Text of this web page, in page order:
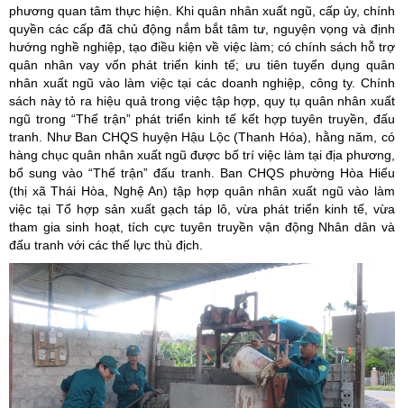
phương quan tâm thực hiện. Khi quân nhân xuất ngũ, cấp ủy, chính
quyền các cấp đã chủ động nắm bắt tâm tư, nguyện vọng và định
hướng nghề nghiệp, tạo điều kiện về việc làm; có chính sách hỗ trợ
quân nhân vay vốn phát triển kinh tế; ưu tiên tuyển dụng quân
nhân xuất ngũ vào làm việc tại các doanh nghiệp, công ty. Chính
sách này tỏ ra hiệu quả trong việc tập hợp, quy tụ quân nhân xuất
ngũ trong “Thế trận” phát triển kinh tế kết hợp tuyên truyền, đấu
tranh. Như Ban CHQS huyện Hậu Lộc (Thanh Hóa), hằng năm, có
hàng chục quân nhân xuất ngũ được bố trí việc làm tại địa phương,
bổ sung vào “Thế trận” đấu tranh. Ban CHQS phường Hòa Hiếu
(thị xã Thái Hòa, Nghệ An) tập hợp quân nhân xuất ngũ vào làm
việc tại Tổ hợp sản xuất gạch táp lô, vừa phát triển kinh tế, vừa
tham gia sinh hoạt, tích cực tuyên truyền vận động Nhân dân và
đấu tranh với các thế lực thù địch.